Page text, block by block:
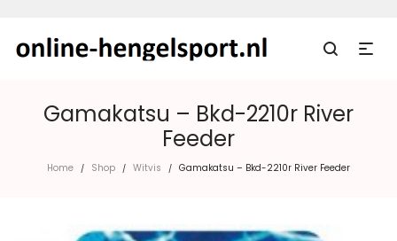
Gamakatsu – Bkd-2210r River
Feeder
Home / Shop / Witvis / Gamakatsu – Bkd-2210r River Feeder